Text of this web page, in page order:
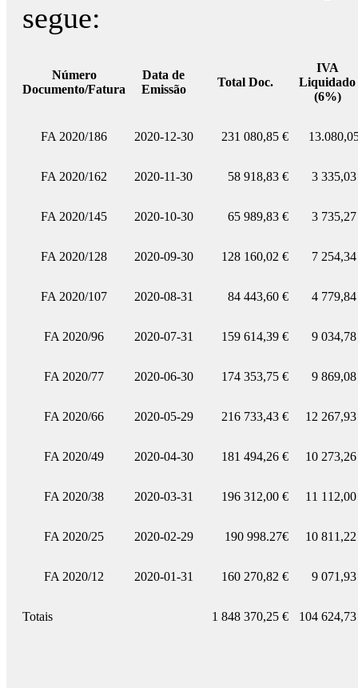
segue:
Número
Documento/Fatura
Data de
Emissão
Total Doc.
IVA
Liquidado
(6%)
FA 2020/186 2020-12-30 231 080,85 €
FA 2020/162 2020-11-30 58 918,83 € 3
FA 2020/145 2020-10-30 65 989,83 € 3
FA 2020/128 2020-09-30 128 160,02 € 7
FA 2020/107 2020-08-31 84 443,60 € 4
FA 2020/96 2020-07-31 159 614,39 € 9
FA 2020/77 2020-06-30 174 353,75 € 9
FA 2020/66 2020-05-29 216 733,43 € 12
FA 2020/49 2020-04-30 181 494,26 € 10
FA 2020/38 2020-03-31 196 312,00 € 11
FA 2020/25 2020-02-29 190 998.27€ 10
FA 2020/12 2020-01-31 160 270,82 € 9
Totais 1 848 370,25 € 104